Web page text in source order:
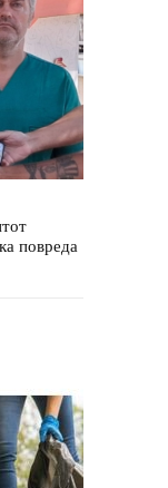
повреда